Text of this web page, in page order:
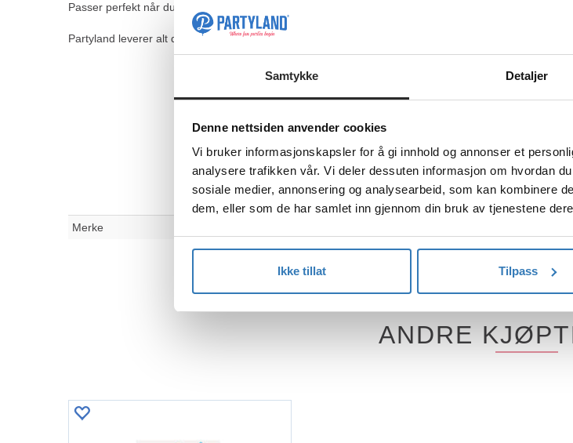
Samtykke Detaljer
Denne nettsiden anvender cookies
Vi bruker informasjonskapsler for å gi innhold og annonser et
analysere trafikken vår. Vi deler dessuten informasjon om hvordan
sosiale medier, annonsering og analysearbeid, som kan kombinere
dem, eller som de har samlet inn gjennom din bruk av tjenestene
Ikke tillat Tilpass
Passer perfekt når du skal ha selskap, arrangement, event eller annen fest og moro.
Partyland leverer alt du trenger til bursdag, bryllup, babyshower, merkedager, temafest og alt i
TEKNISK
Merke
ANDRE